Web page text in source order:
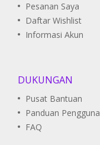
Pesanan Saya
Daftar Wishlist
Informasi Akun
DUKUNGAN
Pusat Bantuan
Panduan Pengguna
FAQ